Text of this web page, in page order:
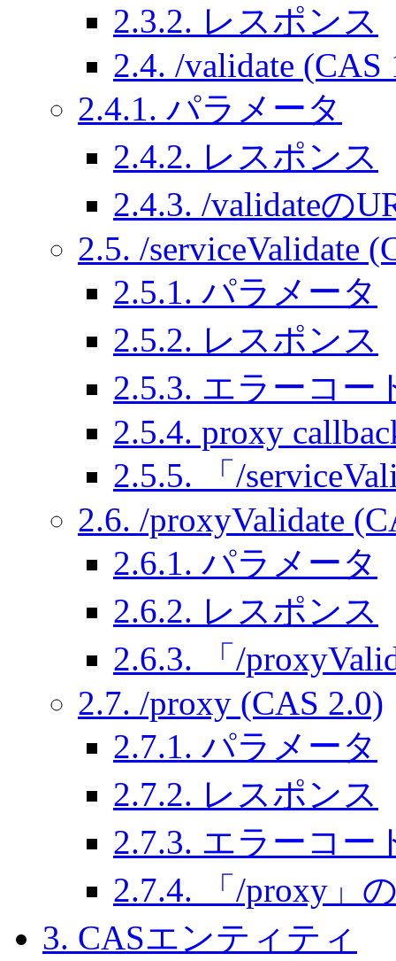
2.3.2. レスポンス
2.4. /validate (CAS
2.4.1. パラメータ
2.4.2. レスポンス
2.4.3. /validateの
2.5. /serviceValidate
2.5.1. パラメータ
2.5.2. レスポンス
2.5.3. エラーコー
2.5.4. proxy
2.5.5. 「/
2.6. /proxyValidate
2.6.1. パラメータ
2.6.2. レスポンス
2.6.3. 「/
2.7. /proxy (CAS 2.0)
2.7.1. パラメータ
2.7.2. レスポンス
2.7.3. エラーコー
2.7.4. 「/proxy」
3. CASエンティティ